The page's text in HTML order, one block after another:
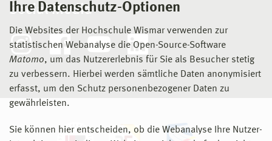
Ihre Datenschutz-Optionen
Die Websites der Hochschule Wismar verwenden zur
statistischen Webanalyse die Open-Source-Software
Matomo, um das Nutzererlebnis für Sie als Besucher stetig
zu verbessern. Hierbei werden sämtliche Daten anonymisiert
erfasst, um den Schutz personenbezogener Daten zu
gewährleisten.
Sie können hier entscheiden, ob die Webanalyse Ihre Nutzer-
Social Media